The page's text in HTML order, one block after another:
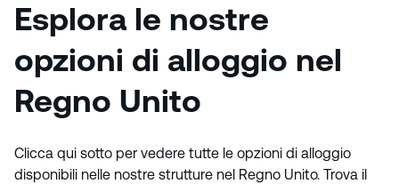
Esplora le nostre
opzioni di alloggio nel
Regno Unito
Clicca qui sotto per vedere tutte le opzioni di alloggio
disponibili nelle nostre strutture nel Regno Unito. Trova il